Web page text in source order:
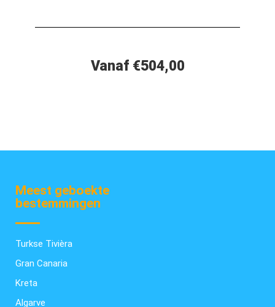
Vanaf €504,00
Meest geboekte
bestemmingen
Turkse Tivièra
Gran Canaria
Kreta
Algarve